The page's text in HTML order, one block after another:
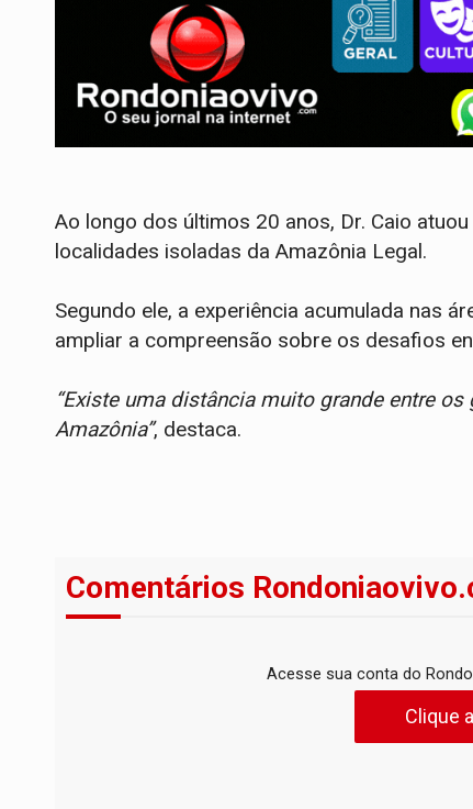
Ao longo dos últimos 20 anos, Dr. Caio
localidades isoladas da Amazônia Legal.
Segundo ele, a experiência acumulada nas
ampliar a compreensão sobre os desafios
“Existe uma distância muito grande entre
Amazônia”, destaca.
Comentários
Acesse sua conta do
Clique